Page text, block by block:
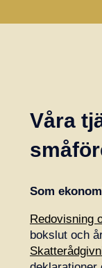
Våra
Som
Redovisning
bokslut och